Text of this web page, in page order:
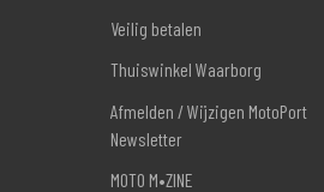
Veilig betalen
Thuiswinkel Waarborg
Afmelden / Wijzigen MotoPort
Newsletter
MOTO M•ZINE